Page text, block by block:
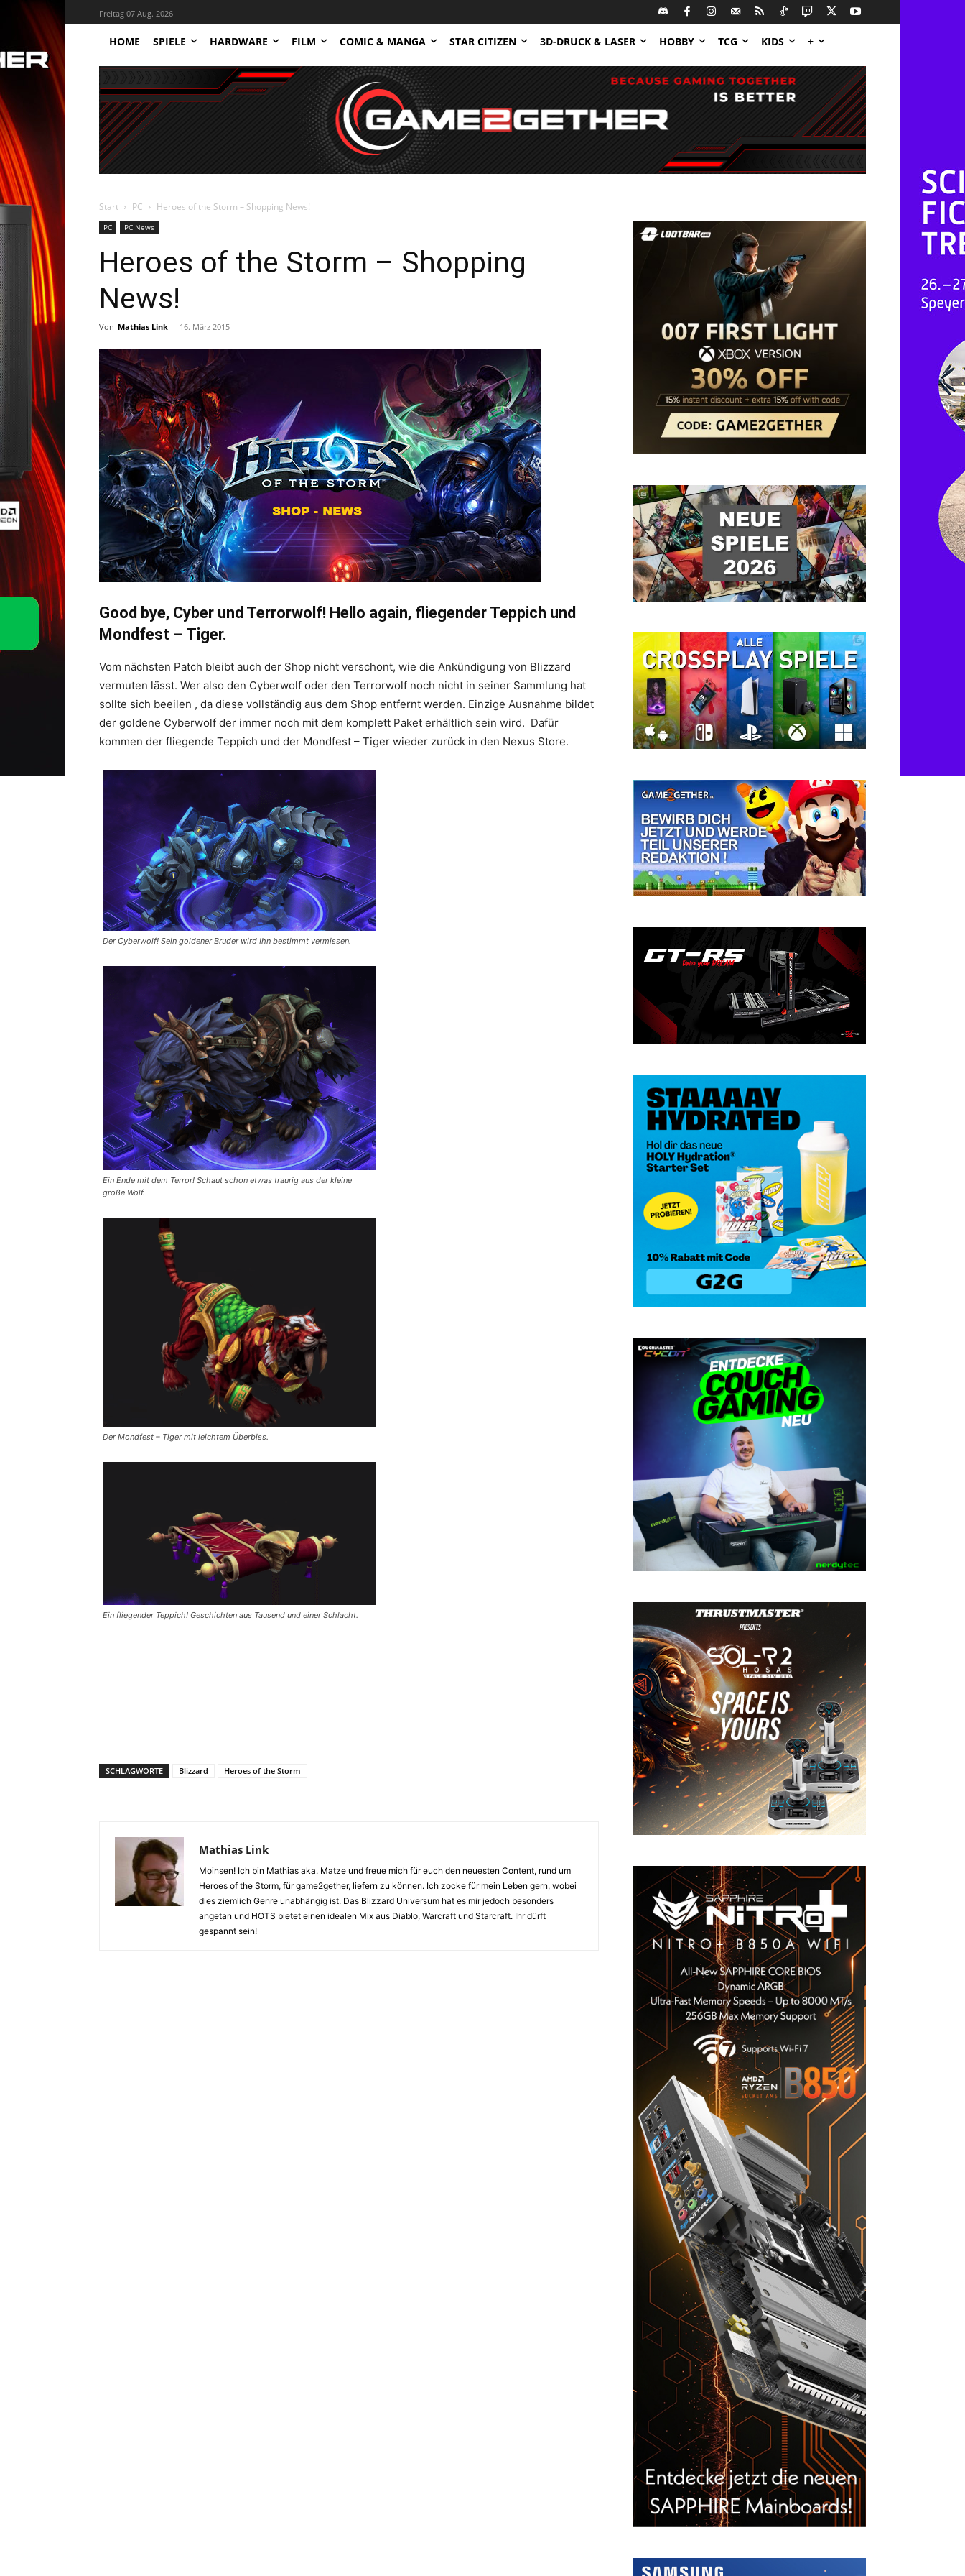
Freitag 07 Aug. 2026
HOME SPIELE HARDWARE FILM COMIC & MANGA STAR CITIZEN 3D-DRUCK & LASER HOBBY TCG KIDS +
Start PC Heroes of the Storm – Shopping News!
PC PC News
Heroes of the Storm – Shopping
News!
Von Mathias Link - 16. März 2015
Good bye, Cyber und Terrorwolf! Hello again, fliegender Teppich und
Mondfest – Tiger.
Vom nächsten Patch bleibt auch der Shop nicht verschont, wie die Ankündigung von Blizzard
vermuten lässt. Wer also den Cyberwolf oder den Terrorwolf noch nicht in seiner Sammlung hat
sollte sich beeilen , da diese vollständig aus dem Shop entfernt werden. Einzige Ausnahme bildet
der goldene Cyberwolf der immer noch mit dem komplett Paket erhältlich sein wird. Dafür
kommen der fliegende Teppich und der Mondfest – Tiger wieder zurück in den Nexus Store.
Der Cyberwolf! Sein goldener Bruder wird Ihn bestimmt vermissen.
Ein Ende mit dem Terror! Schaut schon etwas traurig aus der kleine
große Wolf.
Der Mondfest – Tiger mit leichtem Überbiss.
Ein fliegender Teppich! Geschichten aus Tausend und einer Schlacht.
SCHLAGWORTE Blizzard Heroes of the Storm
Mathias Link
Moinsen! Ich bin Mathias aka. Matze und freue mich für euch den neuesten Content, rund um
Heroes of the Storm, für game2gether, liefern zu können. Ich zocke für mein Leben gern, wobei
dies ziemlich Genre unabhängig ist. Das Blizzard Universum hat es mir jedoch besonders
angetan und HOTS bietet einen idealen Mix aus Diablo, Warcraft und Starcraft. Ihr dürft
gespannt sein!